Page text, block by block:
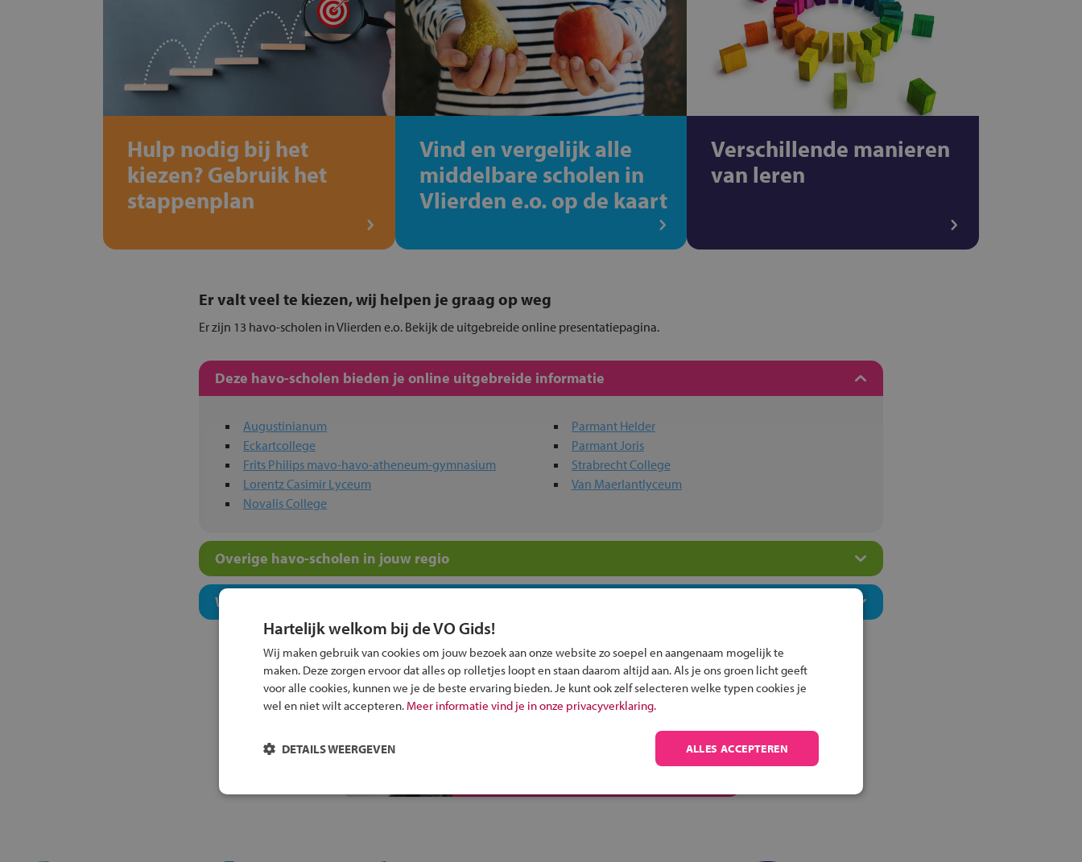
Hulp nodig bij het
kiezen? Gebruik het
stappenplan
Vind en vergelijk alle
middelbare scholen in
Vlierden e.o. op de kaart
Verschillende manieren
van leren
Er valt veel te kiezen, wij helpen je graag op weg
Er zijn 13 havo-scholen in Vlierden e.o. Bekijk de uitgebreide online presentatiepagina.
Deze havo-scholen bieden je online uitgebreide informatie
Augustinianum
Eckartcollege
Frits Philips mavo-havo-atheneum-gymnasium
Lorentz Casimir Lyceum
Novalis College
Parmant Helder
Parmant Joris
Strabrecht College
Van Maerlantlyceum
Overige havo-scholen in jouw regio
Welk onderwijsconcept past bij jou?
Inschrijven?
Alle informatie om je kind aan te melden bij
Hartelijk welkom bij de VO Gids!
Wij maken gebruik van cookies om jouw bezoek aan onze website zo soepel en aangenaam mogelijk te
maken. Deze zorgen ervoor dat alles op rolletjes loopt en staan daarom altijd aan. Als je ons groen licht geeft
voor alle cookies, kunnen we je de beste ervaring bieden. Je kunt ook zelf selecteren welke typen cookies je
wel en niet wilt accepteren. Meer informatie vind je in onze privacyverklaring.
ALLES ACCEPTEREN
DETAILS WEERGEVEN